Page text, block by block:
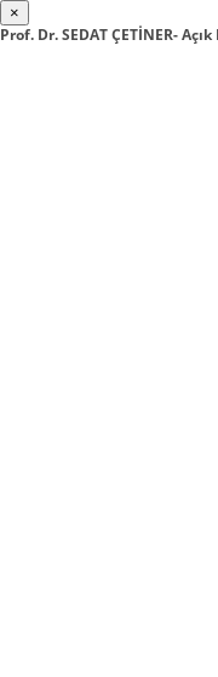
×
Prof. Dr. SEDAT ÇETİNER-